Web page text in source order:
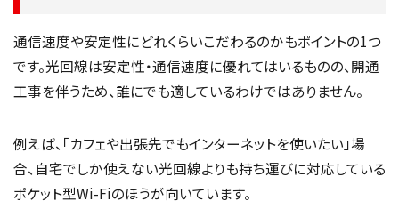
通信速度や安定性にどれくらいこだわるのかもポイントの1つ
です。光回線は安定性・通信速度に優れてはいるものの、開通
工事を伴うため、誰にでも適しているわけではありません。
例えば、「カフェや出張先でもインターネットを使いたい」場
合、自宅でしか使えない光回線よりも持ち運びに対応している
ポケット型Wi-Fiのほうが向いています。